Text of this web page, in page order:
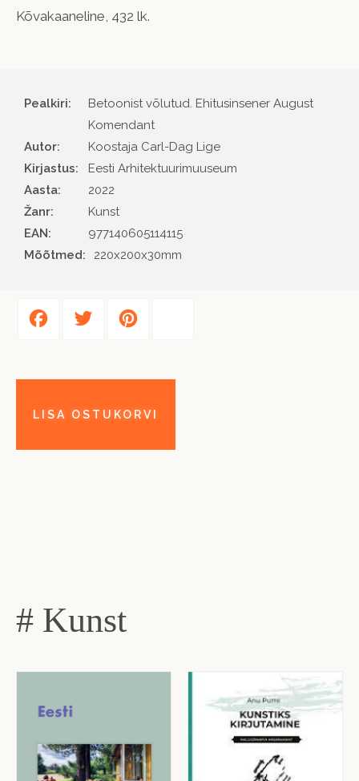
Kõvakaaneline, 432 lk.
Pealkiri:
Betoonist võlutud. Ehitusinsener August
Komendant
Autor
Koostaja Carl-Dag Lige
Kirjastus
Eesti Arhitektuurimuuseum
Aasta
2022
Žanr
Kunst
EAN
977140605114115
Mõõtmed:
220x200x30mm
# Kunst